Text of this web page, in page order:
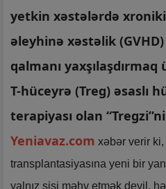
yetkin xəstələrdə
əleyhinə xəstəlik
qalmanı
T-hüceyrə (Treg) əsaslı
terapiyası olan
Yeniavaz.com xəbər verir
transplantasiyasına yeni bir
yalnız şişi məhv etmək deyil,